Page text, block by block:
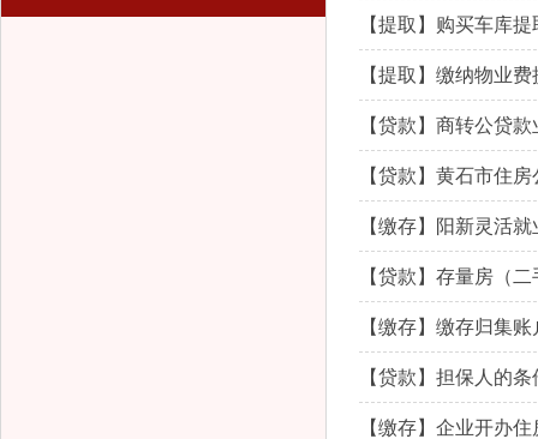
【提取】购买车库
【提取】缴纳物业
【贷款】商转公贷
【贷款】黄石市住
【缴存】阳新灵活
【贷款】存量房（
【缴存】缴存归集
【贷款】担保人的条
【缴存】企业开办